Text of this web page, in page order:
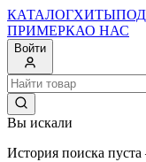
КАТАЛОГХИТЫ
ПРИМЕРКАО НАС
Войти
Вы искали
История поиска